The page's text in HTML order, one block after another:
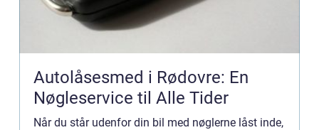
Autolåsesmed i Rødovre: En
Nøgleservice til Alle Tider
Når du står udenfor din bil med nøglerne låst inde,